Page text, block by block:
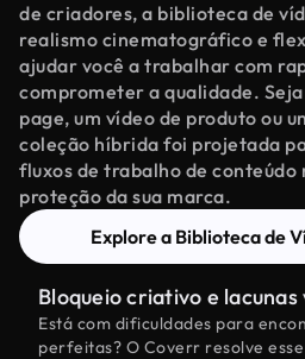
de criadores, a biblioteca de
realismo cinematográfico e
ajudar você a trabalhar com
comprometer a qualidade.
page, um vídeo de produto ou
coleção híbrida foi projetada
fluxos de trabalho de conteúdo
proteção da sua marca.
Explore a Biblioteca de
Bloqueio criativo e lacunas
Está com dificuldades para
perfeitas? O Coverr resolve